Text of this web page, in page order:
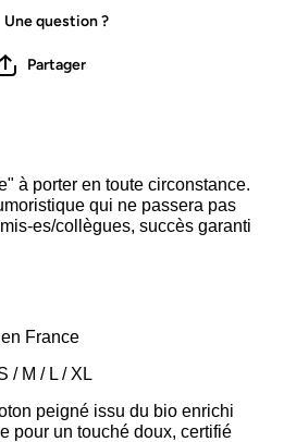
Une question ?
Partager
à porter en toute circonstance.
qui ne passera pas
es/collègues, succès garanti
France
/ M / L / XL
peigné issu du bio enrichi
pour un touché doux, certifié